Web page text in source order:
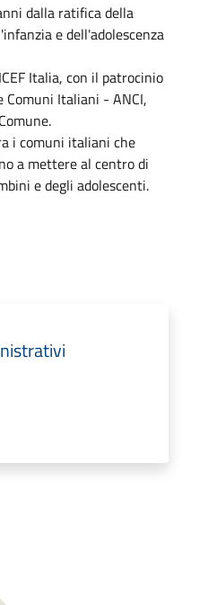
dalla ratifica della
e dell'adolescenza
Italia, con il patrocinio
Comuni Italiani - ANCI,
i comuni italiani che
a mettere al centro di
e degli adolescenti.